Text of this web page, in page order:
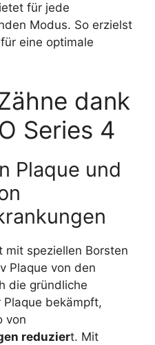
für jede
Modus. So erzielst
eine optimale
dank
Series 4
Plaque und
mit speziellen Borsten
Plaque von den
die gründliche
Plaque bekämpft,
von
reduziert. Mit